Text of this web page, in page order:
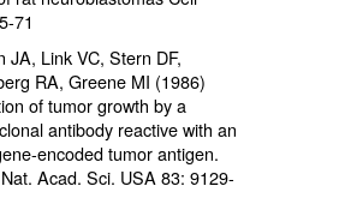
71
JA, Link VC, Stern DF,
RA, Greene MI (1986)
of tumor growth by a
antibody reactive with an
encoded tumor antigen.
Acad. Sci. USA 83: 9129-